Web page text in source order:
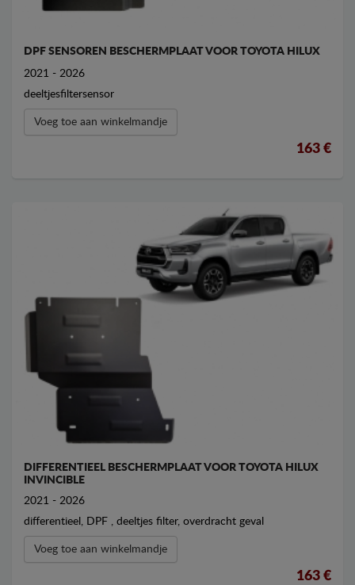
DPF SENSOREN BESCHERMPLAAT VOOR TOYOTA HILUX
2021 - 2026
deeltjesfiltersensor
Voeg toe aan winkelmandje
163 €
DIFFERENTIEEL BESCHERMPLAAT VOOR TOYOTA HILUX
INVINCIBLE
2021 - 2026
differentieel, DPF , deeltjes filter, overdracht geval
Voeg toe aan winkelmandje
163 €